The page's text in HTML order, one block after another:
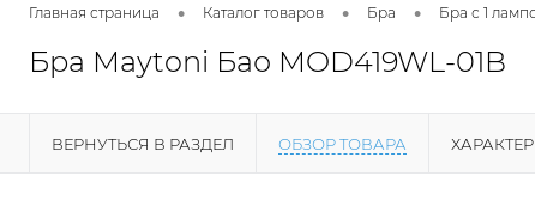
Главная страница • Каталог товаров • Бра • Бра с 1
Бра Maytoni Бао MOD419WL-01B
ВЕРНУТЬСЯ В РАЗДЕЛ ОБЗОР ТОВАРА